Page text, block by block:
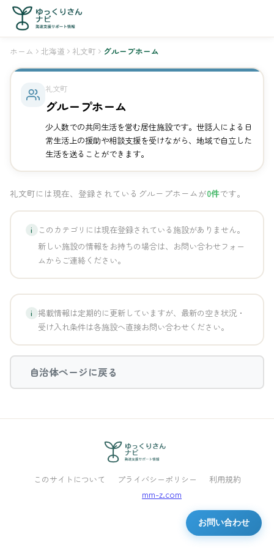
ホーム 北海道 礼文町 グループホーム
礼文町
グループホーム
少人数での共同生活を営む居住施設です。世話人による日
常生活上の援助や相談支援を受けながら、地域で自立した
生活を送ることができます。
礼文町には現在、登録されているグループホームが0件です。
i
このカテゴリには現在登録されている施設がありません。
新しい施設の情報をお持ちの場合は、お問い合わせフォー
ムからご連絡ください。
i 掲載情報は定期的に更新していますが、最新の空き状況・
受け入れ条件は各施設へ直接お問い合わせください。
自治体ページに戻る
お問い合わせ
このサイトについて プライバシーポリシー 利用規約
mm-z.com